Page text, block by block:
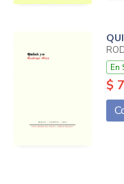
En
$